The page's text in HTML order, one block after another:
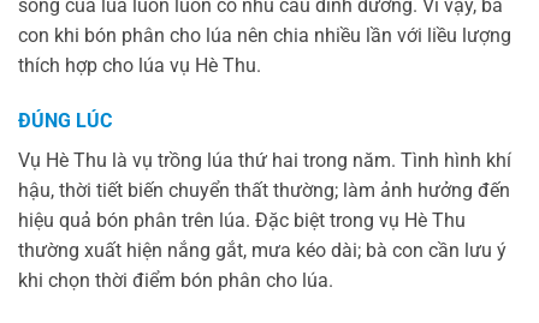
sống của lúa luôn luôn có nhu cầu dinh dưỡng. Vì vậy, bà
con khi bón phân cho lúa nên chia nhiều lần với liều lượng
thích hợp cho lúa vụ Hè Thu.
ĐÚNG LÚC
Vụ Hè Thu là vụ trồng lúa thứ hai trong năm. Tình hình khí
hậu, thời tiết biến chuyển thất thường; làm ảnh hưởng đến
hiệu quả bón phân trên lúa. Đặc biệt trong vụ Hè Thu
thường xuất hiện nắng gắt, mưa kéo dài; bà con cần lưu ý
khi chọn thời điểm bón phân cho lúa.